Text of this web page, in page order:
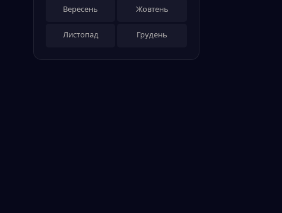
Вересень Жовтень
Листопад Грудень